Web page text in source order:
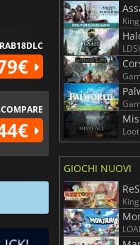
RAB18DLC
GIOCHI NUOVI